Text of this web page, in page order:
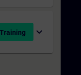
expand_more